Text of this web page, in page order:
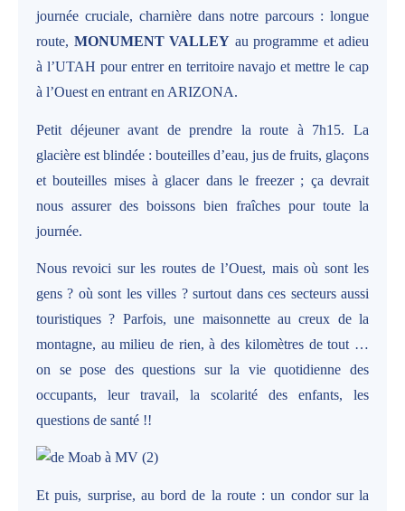
journée cruciale, charnière dans notre parcours : longue
route, MONUMENT VALLEY au programme et adieu
à l’UTAH pour entrer en territoire navajo et mettre le cap
à l’Ouest en entrant en ARIZONA.
Petit déjeuner avant de prendre la route à 7h15. La
glacière est blindée : bouteilles d’eau, jus de fruits, glaçons
et bouteilles mises à glacer dans le freezer ; ça devrait
nous assurer des boissons bien fraîches pour toute la
journée.
Nous revoici sur les routes de l’Ouest, mais où sont les
gens ? où sont les villes ? surtout dans ces secteurs aussi
touristiques ? Parfois, une maisonnette au creux de la
montagne, au milieu de rien, à des kilomètres de tout …
on se pose des questions sur la vie quotidienne des
occupants, leur travail, la scolarité des enfants, les
questions de santé !!
Et puis, surprise, au bord de la route : un condor sur la